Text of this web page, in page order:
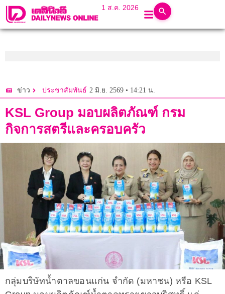
1 ส.ค. 2026
ข่าว ประชาสัมพันธ์ 2 มิ.ย. 2569 • 14:21 น.
KSL Group มอบผลิตภัณฑ์ กรม
กิจการสตรีและครอบครัว
กลุ่มบริษัทน้ำตาลขอนแก่น จำกัด (มหาชน) หรือ KSL